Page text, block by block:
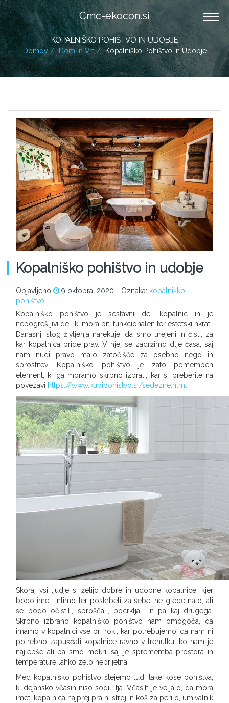
Cmc-ekocon.si
KOPALNIŠKO POHIŠTVO IN UDOBJE
Domov Dom In Vrt Kopalniško Pohištvo In Udobje
Kopalniško pohištvo in udobje
Objavljeno 9 oktobra, 2020 Oznaka: kopalniško
pohištvo
Kopalniško pohištvo je sestavni del kopalnic in je
nepogrešljivi del, ki mora biti funkcionalen ter estetski hkrati.
Današnji slog življenja narekuje, da smo urejeni in čisti, za
kar kopalnica pride prav. V njej se zadržimo dlje časa, saj
nam nudi pravo malo zatočišče za osebno nego in
sprostitev. Kopalniško pohištvo je zato pomemben
element, ki ga moramo skrbno izbrati, kar si preberite na
povezavi https://www.kupipohistvo.si/sedezne.html
Skoraj vsi ljudje si želijo dobre in udobne kopalnice, kjer
bodo imeli intimo ter poskrbeli za sebe, ne glede nato, ali
se bodo očistili, sproščali, pocrkljali in pa kaj drugega.
Skrbno izbrano kopalniško pohištvo nam omogoča, da
imamo v kopalnici vse pri roki, kar potrebujemo, da nam ni
potrebno zapuščati kopalnice ravno v trenutku, ko nam je
najlepše ali pa smo mokri, saj je sprememba prostora in
temperature lahko zelo neprijetna.
Med kopalniško pohištvo štejemo tudi take kose pohištva,
ki dejansko včasih niso sodili tja. Včasih je veljalo, da mora
imeti kopalnica najprej pralni stroj in koš za perilo, umivalnik